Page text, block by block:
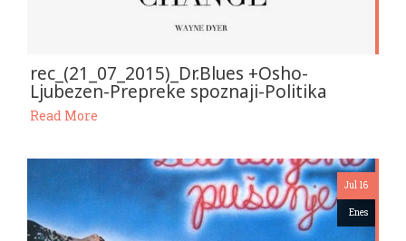
rec_(21_07_2015)_Dr.Blues +Osho-
Ljubezen-Prepreke spoznaji-Politika
Read More
Jul 16
Enes